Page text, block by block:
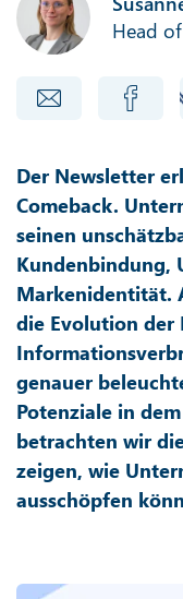
Head
Der Newsletter
Comeback.
seinen
Kundenbindung,
Markenidentität.
die Evolution der
genauer
Potenziale in
betrachten wir
zeigen, wie
ausschöpfen